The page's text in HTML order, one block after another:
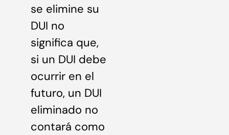
se elimine su
DUI no
significa que,
si un DUI debe
ocurrir en el
futuro, un DUI
eliminado no
contará como